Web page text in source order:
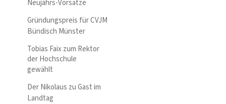
Neujahrs-Vorsätze
Gründungspreis für CVJM
Bündisch Münster
Tobias Faix zum Rektor
der Hochschule
gewählt
Der Nikolaus zu Gast im
Landtag